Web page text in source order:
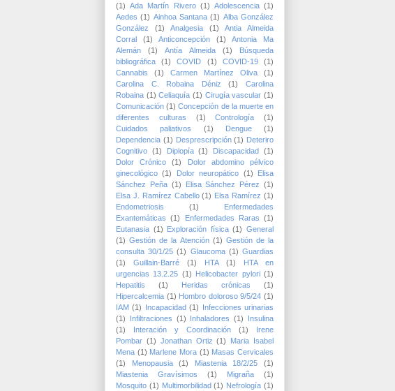
(1) Ada Martín Rivero (1) Adolescencia (1)
Aedes (1) Ainhoa Santana (1) Alba González
González
(1) Analgesia (1)
Antia Almeida
Corral
(1) Anticoncepción (1)
Antonia Ma
Alemán
(1) Antía Almeida (1)
Búsqueda
bibliográfica
(1) COVID (1) COVID-19
(1)
Cannabis
(1) Carmen Martínez Oliva
(1)
Carolina C. Robaina Déniz
(1)
Carolina
Robaina (1) Celiaquía (1) Cirugía vascular (1)
Comunicación (1) Concepción de la muerte en
diferentes culturas
(1) Contrología
(1)
Cuidados paliativos
(1) Dengue
(1)
Dependencia (1) Desprescripción (1) Deteriro
Cognitivo (1) Diplopía (1) Discapacidad (1)
Dolor Crónico
(1)
Dolor abdomino pélvico
ginecológico (1) Dolor neuropático (1)
Elisa
Sánchez Peña (1) Elisa Sánchez Pérez (1)
Elsa J. Ramírez Cabello (1) Elsa Ramírez (1)
Endometriosis
(1)
Enfermedades
Exantemáticas
(1) Enfermedades Raras (1)
Eutanasia (1) Exploración física (1) General
(1) Gestión de la Atención (1) Gestión de la
consulta 30/1/25 (1) Glaucoma (1) Guardias
(1)
Guillain-Barré (1) HTA (1)
HTA en
urgencias 13.2.25 (1) Helicobacter pylori (1)
Hepatitis
(1) Heridas crónicas
(1)
Hipercalcemia (1) Hombro doloroso 9/5/24 (1)
IAM (1) Incapacidad (1) Infecciones urinarias
(1)
Infiltraciones (1) Inhaladores (1)
Insulina
(1)
Interación y Coordinación (1)
Irene
Pombar (1) Jonathan Ortiz (1)
Maria Isabel
Mena (1) Marlene Mora (1) Masas Cervicales
(1)
Menopausia (1) Miastenia 18/2/25
(1)
Miastenia Gravísimos
(1) Migraña
(1)
Mosquito (1) Multimorbilidad (1) Nefrología (1)